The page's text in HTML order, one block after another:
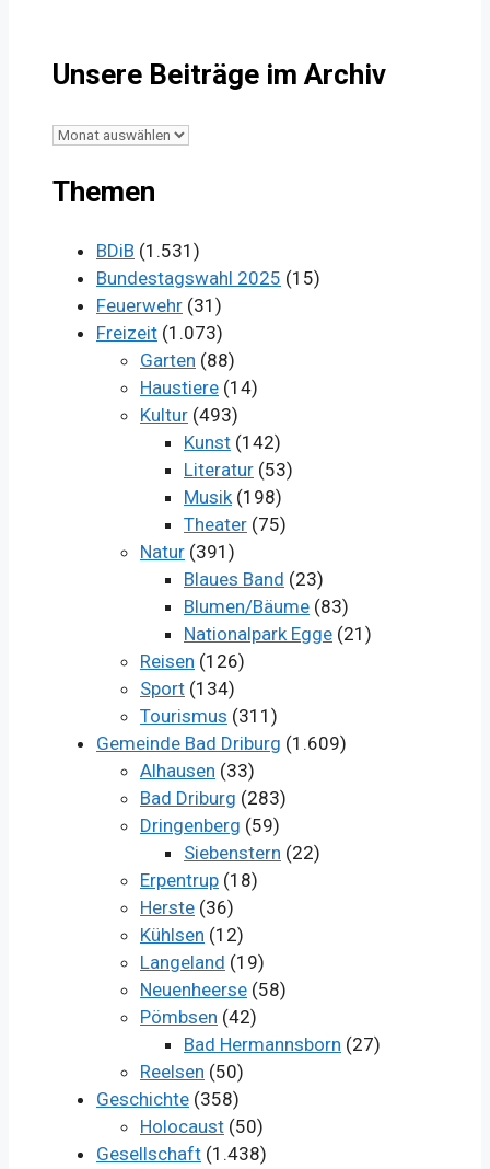
Unsere Beiträge im Archiv
Unsere
im
Themen
BDiB (1.531)
Bundestagswahl 2025 (15)
Feuerwehr (31)
Freizeit (1.073)
Garten (88)
Haustiere (14)
Kultur (493)
Kunst (142)
Literatur (53)
Musik(198)
Theater (75)
Natur (391)
Blaues Band (23)
Blumen/Bäume (83)
Nationalpark Egge (21)
Reisen (126)
Sport (134)
Tourismus (311)
Gemeinde Bad Driburg (1.609)
Alhausen (33)
Bad Driburg (283)
Dringenberg (59)
Siebenstern (22)
Erpentrup (18)
Herste (36)
Kühlsen (12)
Langeland (19)
Neuenheerse (58)
Pömbsen (42)
Bad Hermannsborn (27)
Reelsen (50)
Geschichte (358)
Holocaust (50)
Gesellschaft (1.438)